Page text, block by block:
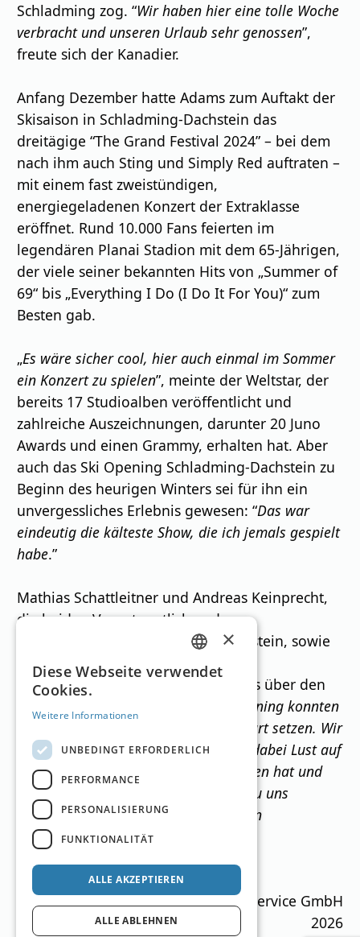
Schladming zog. “Wir haben hier eine tolle Woche
verbracht und unseren Urlaub sehr genossen”,
freute sich der Kanadier.
Anfang Dezember hatte Adams zum Auftakt der
Skisaison in Schladming-Dachstein das
dreitägige “The Grand Festival 2024” – bei dem
nach ihm auch Sting und Simply Red auftraten –
mit einem fast zweistündigen,
energiegeladenen Konzert der Extraklasse
eröffnet. Rund 10.000 Fans feierten im
legendären Planai Stadion mit dem 65-Jährigen,
der viele seiner bekannten Hits von „Summer of
69“ bis „Everything I Do (I Do It For You)“ zum
Besten gab.
„Es wäre sicher cool, hier auch einmal im Sommer
ein Konzert zu spielen”, meinte der Weltstar, der
bereits 17 Studioalben veröffentlicht und
zahlreiche Auszeichnungen, darunter 20 Juno
Awards und einen Grammy, erhalten hat. Aber
auch das Ski Opening Schladming-Dachstein zu
Beginn des heurigen Winters sei für ihn ein
unvergessliches Erlebnis gewesen: “Das war
eindeutig die kälteste Show, die ich jemals gespielt
habe.”
Mathias Schattleitner und Andreas Keinprecht,
die beiden Verantwortlichen der
Tourismusregion Schladming-Dachstein, sowie
die drei Geschäftsführer der
Bergbahnen, freuten sich besonders über den
Mit dem Ski Opening konnten
wir ein starkes Zeichen zum Saisonstart setzen. Wir
sind natürlich sehr stolz, dass Bryan dabei Lust auf
mehr Schladming-Dachstein bekommen hat und
mit seiner Familie so schnell wieder zu uns
zurückgekehrt ist, um hier einen tollen
Winterurlaub zu verbringen
Ski Guide Austria © MN Anzeigenservice GmbH
2026
GERMAN
×
Diese Webseite verwendet
Cookies.
Weitere Informationen
UNBEDINGT ERFORDERLICH
PERFORMANCE
PERSONALISIERUNG
FUNKTIONALITÄT
ALLE AKZEPTIEREN
ALLE ABLEHNEN